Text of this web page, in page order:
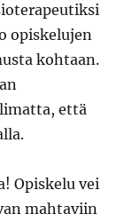
opiskelujen
kohtaan.
että
Opiskelu vei
mahtaviin